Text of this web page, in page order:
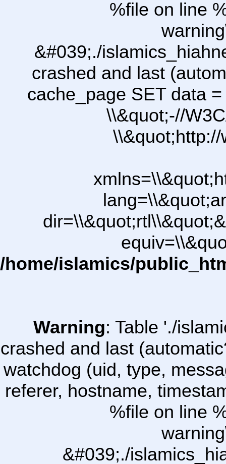
%file on line
&#039;./
crashed and last
cache_page SET data
\\&quot;-//
/home/islamics/
Warning: Table './
crashed and last
watchdog (uid, type,
referer, hostname,
%file on line
&#039;./